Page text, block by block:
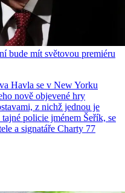
bude mít světovou premiéru
Havla se v New Yorku
nově objevené hry
z nichž jednou je
policie jménem Šeřík, se
a signatáře Charty 77